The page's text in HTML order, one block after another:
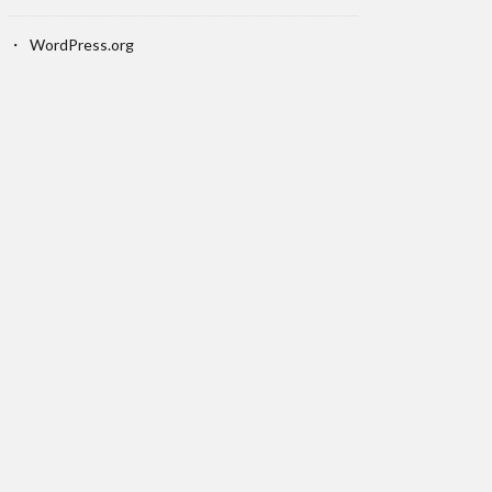
WordPress.org